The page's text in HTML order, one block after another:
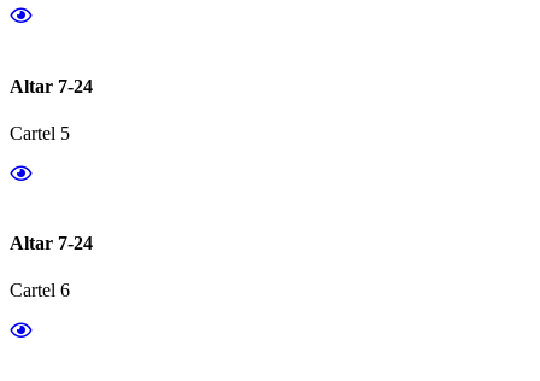
Altar 7-24
Cartel 5
Altar 7-24
Cartel 6